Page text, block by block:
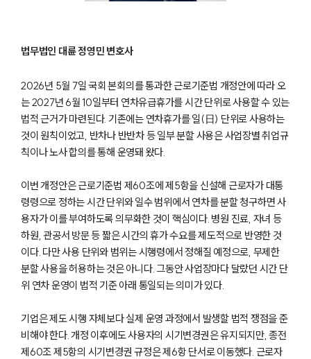
법무법인 대륜 정영민 변호사
2026년 5월 7일 국회 본회의를 통과한 근로기준법 개정안에 따라 오
는 2027년 6월 10일부터 연차유급휴가를 시간 단위로 사용할 수 있는
법적 근거가 마련된다. 기존에는 연차휴가를 일(日) 단위로 사용하는
것이 원칙이었고, 반차나 반반차 등 일부 분할 사용은 사업장별 취업규
칙이나 노사 합의를 통해 운영돼 왔다.
이번 개정안은 근로기준법 제60조에 제5항을 신설해 근로자가 대통
령령으로 정하는 시간 단위와 일수 범위에서 연차를 분할 청구하면 사
용자가 이를 부여하도록 의무화한 것이 핵심이다. 병원 진료, 자녀 등
하원, 관공서 방문 등 짧은 시간의 휴가 수요를 제도적으로 반영한 것
이다. 다만 사용 단위와 범위는 시행령에서 정해질 예정으로, 무제한
분할 사용을 허용하는 것은 아니다. 그동안 사업장마다 달랐던 시간 단
위 연차 운영이 법적 기준 아래 통일되는 의미가 있다.
기업은 제도 시행 자체보다 실제 운영 과정에서 발생할 법적 쟁점을 준
비해야 한다. 개정 이후에도 사용자의 시기변경권은 유지되지만, 종전
제60조 제5항의 시기변경권 규정은 제6항 단서로 이동했다. 근로자